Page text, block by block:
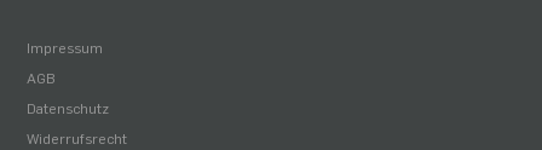
Impressum
AGB
Datenschutz
Widerrufsrecht